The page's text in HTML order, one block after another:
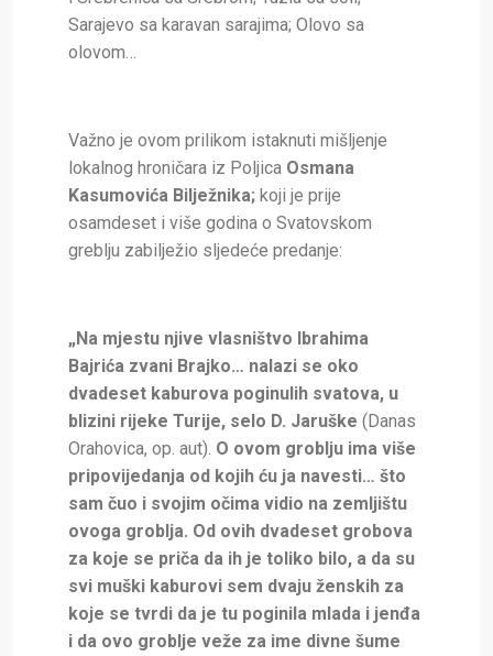
Sarajevo sa karavan sarajima; Olovo sa
olovom…
Važno je ovom prilikom istaknuti mišljenje
lokalnog hroničara iz Poljica Osmana
Kasumovića Bilježnika; koji je prije
osamdeset i više godina o Svatovskom
greblju zabilježio sljedeće predanje:
„Na mjestu njive vlasništvo Ibrahima
Bajrića zvani Brajko… nalazi se oko
dvadeset kaburova poginulih svatova, u
blizini rijeke Turije, selo D. Jaruške (Danas
Orahovica, op. aut). O ovom groblju ima više
pripovijedanja od kojih ću ja navesti… što
sam čuo i svojim očima vidio na zemljištu
ovoga groblja. Od ovih dvadeset grobova
za koje se priča da ih je toliko bilo, a da su
svi muški kaburovi sem dvaju ženskih za
koje se tvrdi da je tu poginila mlada i jenđa
i da ovo groblje veže za ime divne šume